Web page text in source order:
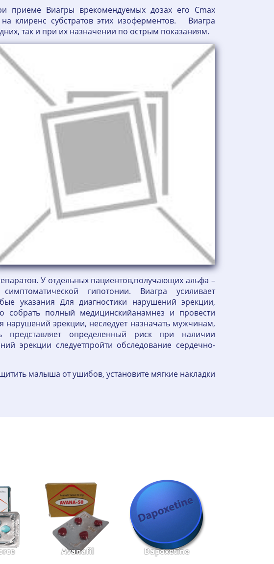
приеме Виагры врекомендуемых дозах его Cmax
клиренс субстратов этих изоферментов. Виагра
так и при их назначении по острым показаниям.
У отдельных пациентов,получающих альфа –
гипотонии. Виагра усиливает
указания Для диагностики нарушений эрекции,
полный медицинскийанамнез и провести
эрекции, неследует назначать мужчинам,
представляет определенный риск при наличии
эрекции следуетпройти обследование сердечно-
малыша от ушибов, установите мягкие накладки
Avanafil Dapoxetine